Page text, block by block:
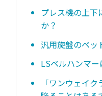
プレス機の上下
か？
汎用旋盤のベッ
LSベルハンマ
「ワンウェイ